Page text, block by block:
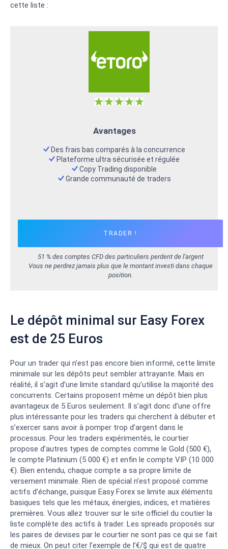
cette liste :
Avantages
Des frais bas comparés à la concurrence
Plateforme ultra sécurisée et régulée
Copy Trading disponible
Grande communauté de traders
TRADER !
51 % des comptes CFD des particuliers perdent de l'argent
Vous ne perdrez jamais plus que le montant investi dans chaque
position.
Le dépôt minimal sur Easy Forex
est de 25 Euros
Pour un trader qui n’est pas encore bien informé, cette limite
minimale sur les dépôts peut sembler attrayante. Mais en
réalité, il s’agit d’une limite standard qu’utilise la majorité des
concurrents. Certains proposent même un dépôt bien plus
avantageux de 5 Euros seulement. Il s’agit donc d’une offre
plus intéressante pour les traders qui cherchent à débuter et
s’exercer sans avoir à pomper trop d’argent dans le
processus. Pour les traders expérimentés, le courtier
propose d’autres types de comptes comme le Gold (500 €),
le compte Platinium (5 000 €) et enfin le compte VIP (10 000
€). Bien entendu, chaque compte a sa propre limite de
versement minimale. Rien de spécial n’est proposé comme
actifs d’échange, puisque Easy Forex se limite aux éléments
basiques tels que les métaux, énergies, indices, et matières
premières. Vous allez trouver sur le site officiel du coutier la
liste complète des actifs à trader. Les spreads proposés sur
les paires de devises par le courtier ne sont pas ce qui se fait
de mieux. On peut citer l’exemple de l’€/$ qui est de quatre